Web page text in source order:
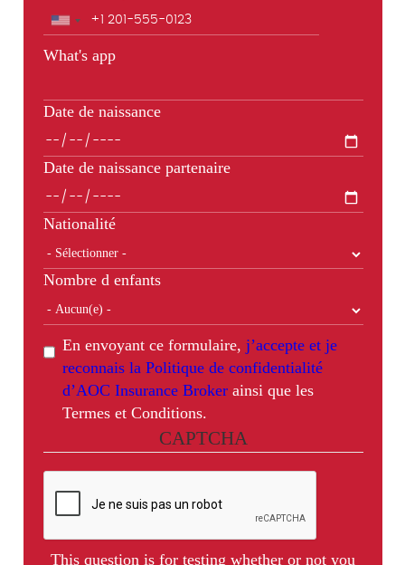
Téléphone
What's app
Date de naissance
Date de naissance partenaire
Nationalité
Nombre d enfants
En envoyant ce formulaire, j’accepte et je
reconnais la Politique de confidentialité
d’AOC Insurance Brokerainsi que les
Termes et Conditions.
CAPTCHA
This question is for testing whether or not you